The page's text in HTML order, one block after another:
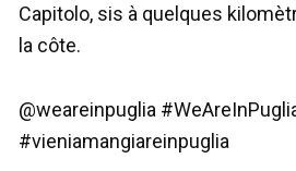
Capitolo, sis à quelques
la côte.
@weareinpuglia
#vieniamangiareinpuglia